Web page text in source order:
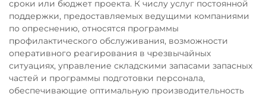
сроки или бюджет проекта. К числу услуг постоянной
поддержки, предоставляемых ведущими компаниями
по опреснению, относятся программы
профилактического обслуживания, возможности
оперативного реагирования в чрезвычайных
ситуациях, управление складскими запасами запасных
частей и программы подготовки персонала,
обеспечивающие оптимальную производительность